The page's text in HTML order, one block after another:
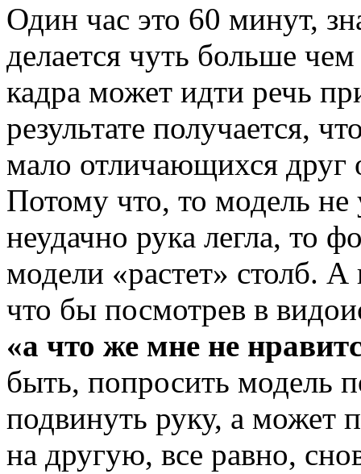
Один час это 60 минут,
делается чуть больше
кадра может идти речь
результате получается,
мало отличающихся друг
Потому что, то модель не
неудачно рука легла, то
модели «растет» столб. А
что бы посмотрев в
«а что же мне не
быть, попросить модель
подвинуть руку, а может
на другую, все равно,